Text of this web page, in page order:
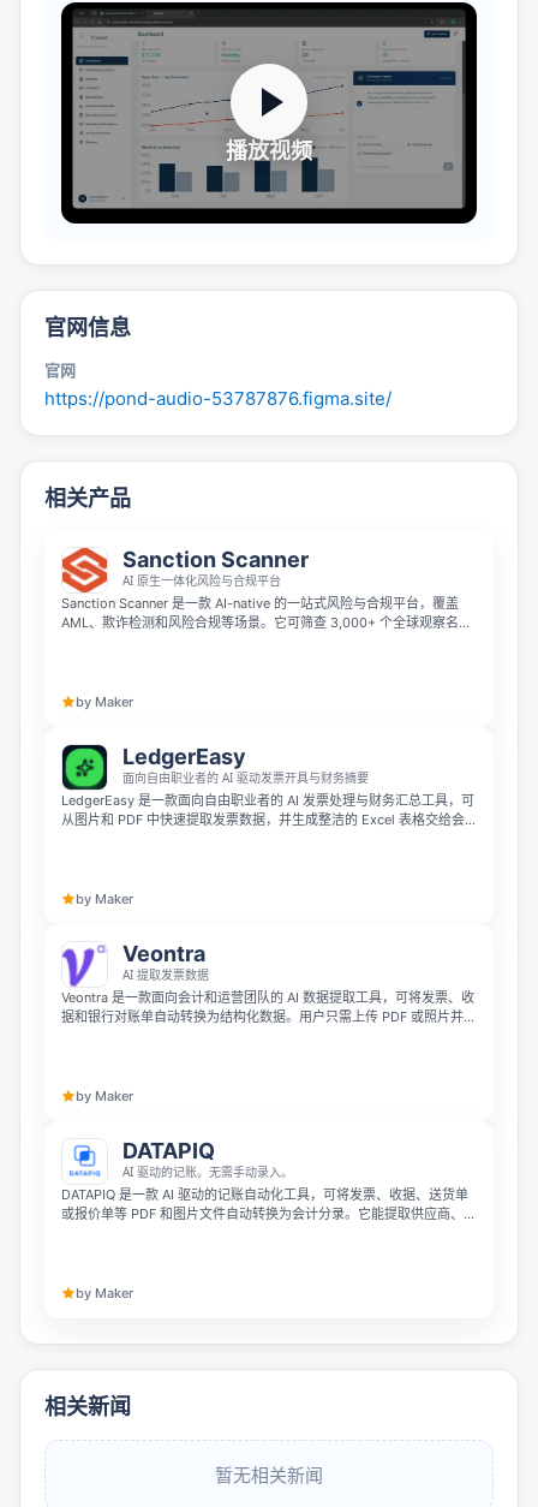
播放视频
官网信息
官网
https://pond-audio-53787876.figma.site/
相关产品
Sanction Scanner
AI 原生一体化风险与合规平台
Sanction Scanner 是一款 AI-native 的一站式风险与合规平台，覆盖
AML、欺诈检测和风险合规等场景。它可筛查 3,000+ 个全球观察名单
by Maker
LedgerEasy
面向自由职业者的 AI 驱动发票开具与财务摘要
LedgerEasy 是一款面向自由职业者的 AI 发票处理与财务汇总工具，可
从图片和 PDF 中快速提取发票数据，并生成整洁的 Excel 表格交给会
by Maker
Veontra
AI 提取发票数据
Veontra 是一款面向会计和运营团队的 AI 数据提取工具，可将发票、收
据和银行对账单自动转换为结构化数据。用户只需上传 PDF 或照片并选
by Maker
DATAPIQ
AI 驱动的记账。无需手动录入。
DATAPIQ 是一款 AI 驱动的记账自动化工具，可将发票、收据、送货单
或报价单等 PDF 和图片文件自动转换为会计分录。它能提取供应商、日
by Maker
相关新闻
暂无相关新闻